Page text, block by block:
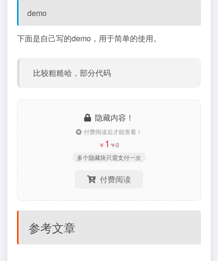
demo
下面是自己写的demo，用于简单的使用。
比较粗糙哈，部分代码
隐藏内容！
付费阅读后才能查看！
￥ 1 ￥2
多个隐藏块只需支付一次
付费阅读
参考文章